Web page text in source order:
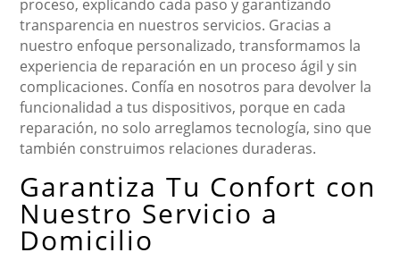
proceso, explicando cada paso y garantizando
transparencia en nuestros servicios. Gracias a
nuestro enfoque personalizado, transformamos la
experiencia de reparación en un proceso ágil y sin
complicaciones. Confía en nosotros para devolver la
funcionalidad a tus dispositivos, porque en cada
reparación, no solo arreglamos tecnología, sino que
también construimos relaciones duraderas.
Garantiza Tu Confort con
Nuestro Servicio a
Domicilio